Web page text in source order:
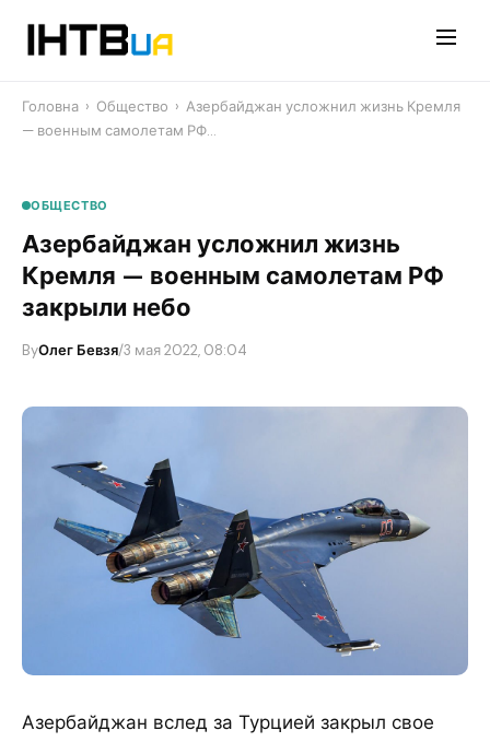
Головна › Общество › Азербайджан усложнил жизнь Кремля
— военным самолетам РФ…
ОБЩЕСТВО
Азербайджан усложнил жизнь
Кремля — военным самолетам РФ
закрыли небо
ByОлег Бевзя/3 мая 2022, 08:04
Азербайджан вслед за Турцией закрыл свое